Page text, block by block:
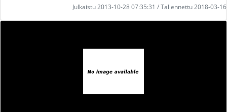
Julkaistu 2013-10-28 07:35:31 / Tallennettu 2018-03-16